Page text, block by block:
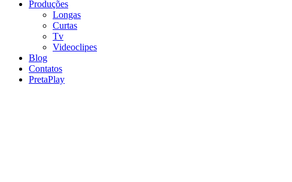
Produções
Longas
Curtas
Tv
Videoclipes
Blog
Contatos
PretaPlay